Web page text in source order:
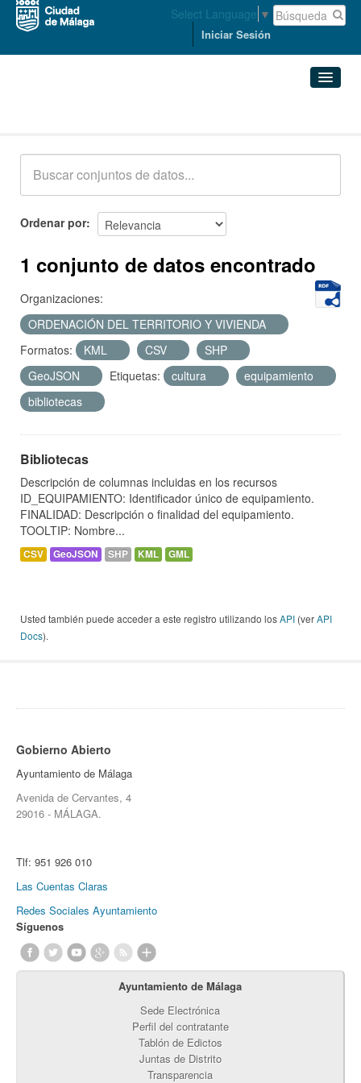
Select Language ▼
Iniciar Sesión
Acerca de
Ordenar por
1 conjunto de datos encontrado
Organizaciones:
ORDENACIÓN DEL TERRITORIO Y VIVIENDA
Formatos:
KML CSV
SHP
GeoJSON
Etiquetas: cultura
equipamiento
bibliotecas
Bibliotecas
Descripción de columnas incluidas en los recursos
ID_EQUIPAMIENTO: Identificador único de equipamiento.
FINALIDAD: Descripción o finalidad del equipamiento.
TOOLTIP: Nombre...
CSV GeoJSON SHP KML GML
Usted también puede acceder a este registro utilizando losAPI (verAPI
Docs).
Gobierno Abierto
Ayuntamiento de Málaga
Avenida de Cervantes, 4
29016 - MÁLAGA.
Tlf: 951 926 010
Las Cuentas Claras
Redes Sociales Ayuntamiento
Síguenos
Ayuntamiento de Málaga
Sede Electrónica
Perfil del contratante
Tablón de Edictos
Juntas de Distrito
Transparencia